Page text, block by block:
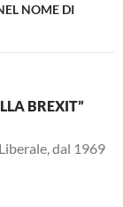
NOME DI
BREXIT”
dal 1969